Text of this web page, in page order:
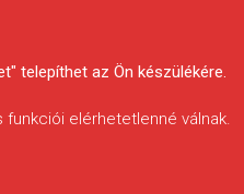
telepíthet az Ön készülékére.
elérhetetlenné válnak.